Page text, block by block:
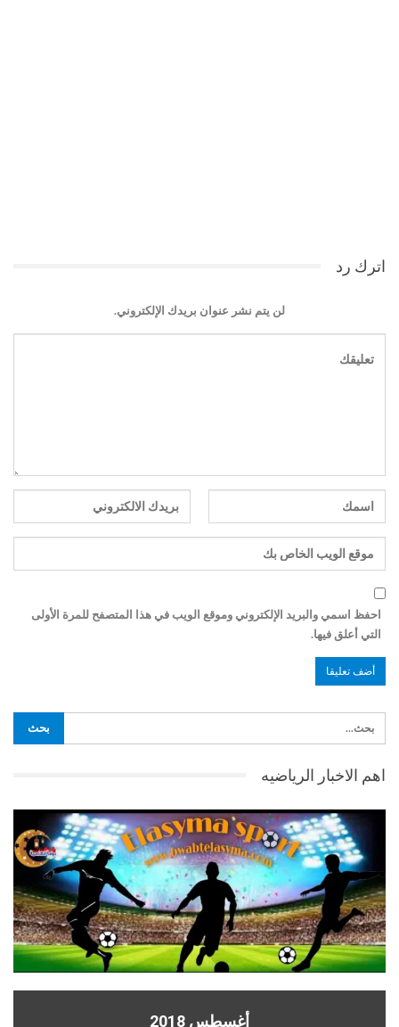
اترك رد
لن يتم نشر عنوان بريدك الإلكتروني.
احفظ اسمي والبريد الإلكتروني وموقع الويب في هذا المتصفح للمرة الأولى
التي أعلق فيها.
اهم الاخبار الرياضيه
أغسطس 2018